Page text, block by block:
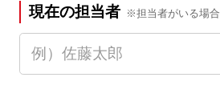
現在の担当者 ※担当者がいる場合